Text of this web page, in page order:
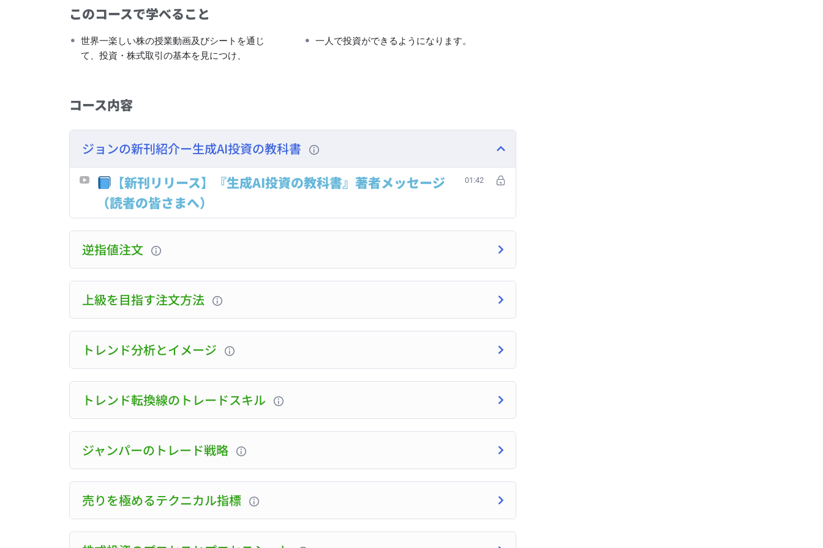
このコースで学べること
世界一楽しい株の授業動画及びシートを通じ
て、投資・株式取引の基本を見につけ、
一人で投資ができるようになります。
コース内容
ジョンの新刊紹介ー生成AI投資の教科書
【新刊リリース】『生成AI投資の教科書』著者メッセージ
（読者の皆さまへ）
01:42
逆指値注文
上級を目指す注文方法
トレンド分析とイメージ
トレンド転換線のトレードスキル
ジャンパーのトレード戦略
売りを極めるテクニカル指標